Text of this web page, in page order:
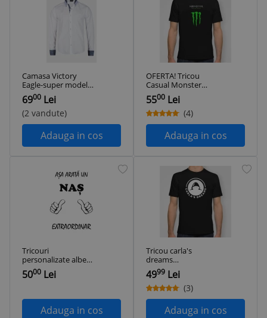
Camasa Victory
Eagle-super model-
cel mai mic pret-S-
M-L-XL
6900 Lei
(2 vandute)
Adauga in cos
OFERTA! Tricou
Casual Monster
Energy Negru /
Verde
5500 Lei
(4)
Adauga in cos
Tricouri
personalizate albe
bumbac nas
5000 Lei
Adauga in cos
Tricou carla's
dreams
personalizat
heroina imperfect
4999 Lei
(3)
Adauga in cos